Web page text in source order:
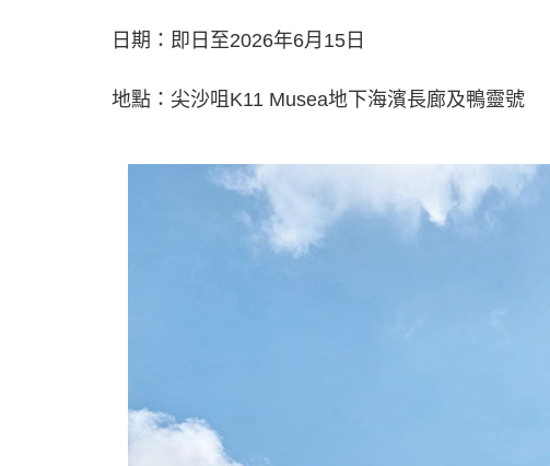
日期：即日至2026年6月15日
地點：尖沙咀K11 Musea地下海濱長廊及鴨靈號